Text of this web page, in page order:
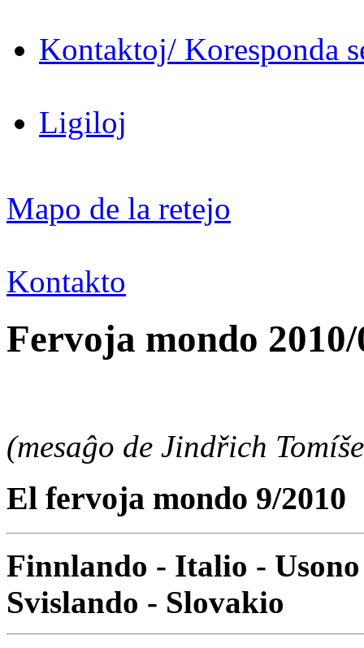
Kontaktoj/ Koresponda
Ligiloj
Mapo de la retejo
Kontakto
Fervoja mondo 2010/
(mesaĝo de Jindřich
El fervoja mondo 9/2010
Finnlando - Italio -
Svislando - Slovakio